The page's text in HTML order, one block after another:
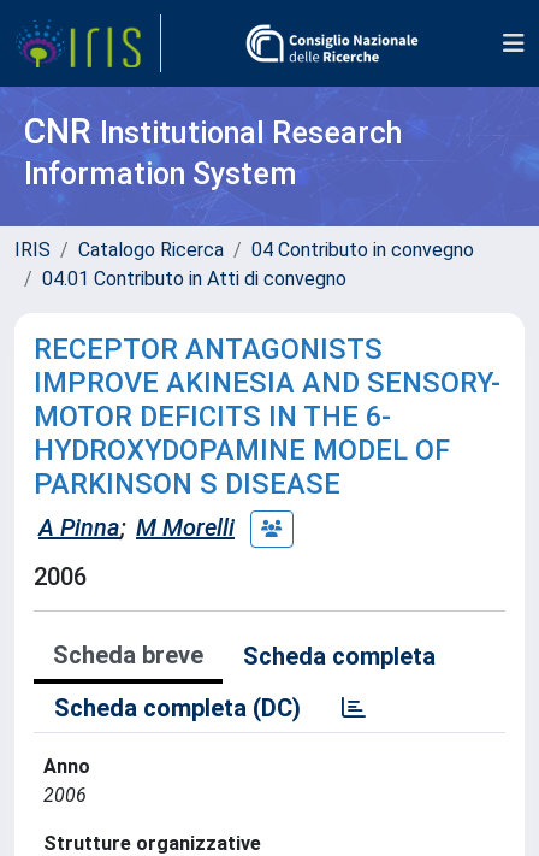
CNR Institutional Research
Information System
IRIS Catalogo Ricerca
04 Contributo in convegno
04.01 Contributo in Atti di convegno
RECEPTOR ANTAGONISTS
IMPROVE AKINESIA AND SENSORY-
MOTOR DEFICITS IN THE 6-
HYDROXYDOPAMINE MODEL OF
PARKINSON S DISEASE
A Pinna; M Morelli
2006
Scheda breve
Scheda completa
Scheda completa (DC)
Anno
2006
Strutture organizzative